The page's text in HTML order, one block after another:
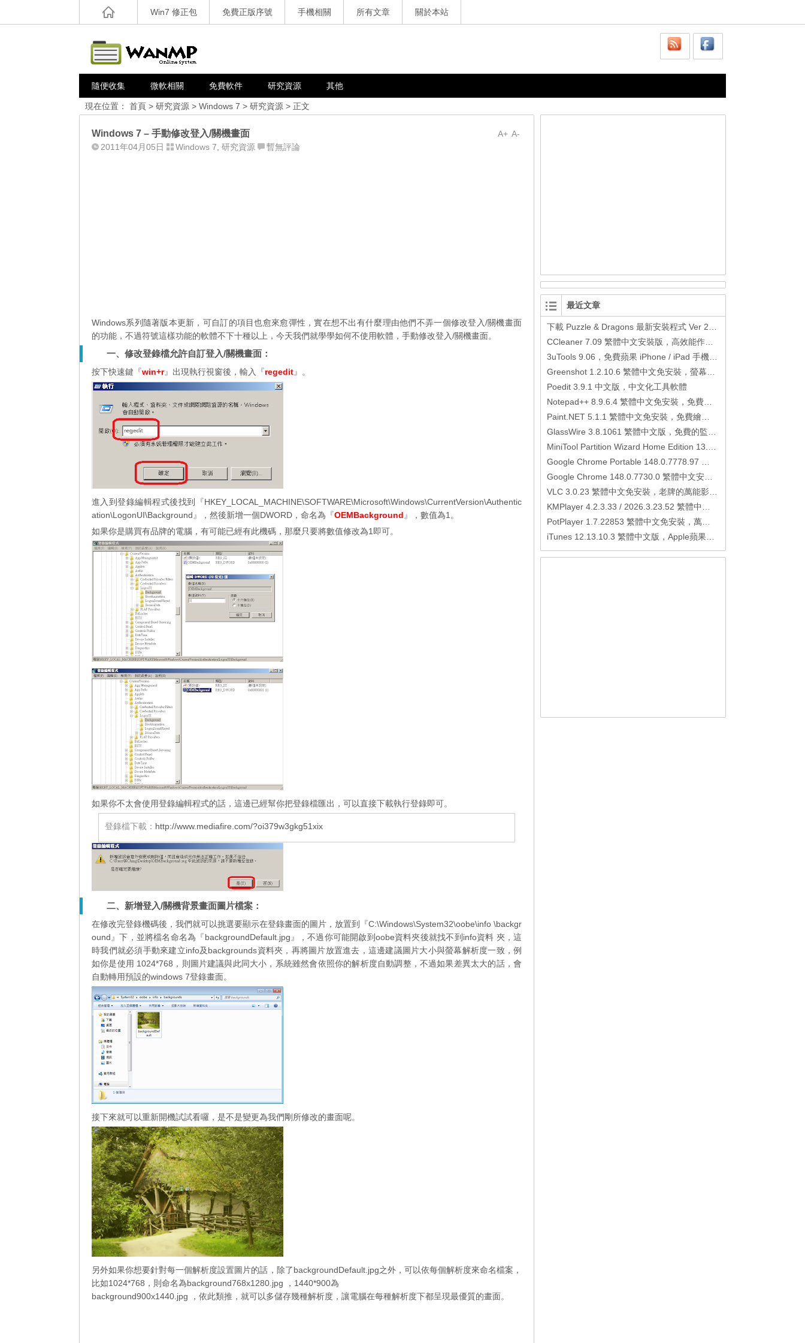
Win7 修正包 免費正版序號 手機相關 所有文章 關於本站
隨便收集 微軟相關 免費軟件 研究資源 其他
現在位置： 首頁 > 研究資源 > Windows 7 > 研究資源 > 正文
A-
A+
Windows 7 – 手動修改登入/關機畫面
2011年04月05日 Windows 7 研究資源 暫無評論
Windows系列隨著版本更新，可自訂的項目也愈來愈彈性，實在想不出有什麼理由他們不弄一個修改登入/關機畫面
的功能，不過符號這樣功能的軟體不下十種以上，今天我們就學學如何不使用軟體，手動修改登入/關機畫面。
一、修改登錄檔允許自訂登入/關機畫面：
按下快速鍵『win+r』出現執行視窗後，輸入『regedit』。
進入到登錄編輯程式後找到『HKEY_LOCAL_MACHINE\SOFTWARE\Microsoft\Windows\CurrentVersion\Authentic
ation\LogonUI\Background』，然後新增一個DWORD，命名為『OEMBackground 』，數值為1。
如果你是購買有品牌的電腦，有可能已經有此機碼，那麼只要將數值修改為1即可。
如果你不太會使用登錄編輯程式的話，這邊已經幫你把登錄檔匯出，可以直接下載執行登錄即可。
登錄檔下載： http://www.mediafire.com/?oi379w3gkg51xix
二、新增登入/關機背景畫面圖片檔案：
在修改完登錄機碼後，我們就可以挑選要顯示在登錄畫面的圖片，放置到『C:\Windows\System32\oobe\info \backgr
ound』下，並將檔名命名為『backgroundDefault.jpg』，不過你可能開啟到oobe資料夾後就找不到info資料 夾，這
時我們就必須手動來建立info及backgrounds資料夾，再將圖片放置進去，這邊建議圖片大小與螢幕解析度一致，例
如你是使用 1024*768，則圖片建議與此同大小，系統雖然會依照你的解析度自動調整，不過如果差異太大的話，會
自動轉用預設的windows 7登錄畫面。
接下來就可以重新開機試試看囉，是不是變更為我們剛所修改的畫面呢。
另外如果你想要針對每一個解析度設置圖片的話，除了backgroundDefault.jpg之外，可以依每個解析度來命名檔案，
比如1024*768，則命名為background768x1280.jpg ，1440*900為
background900x1440.jpg ，依此類推，就可以多儲存幾種解析度，讓電腦在每種解析度下都呈現最優質的畫面。
最近文章
Poedit 3.9.1 中文版，中文化工具軟體